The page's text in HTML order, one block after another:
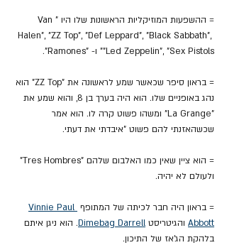
= ההשפעות המוזיקליות הראשונות שלו היו "Van
Halen", "ZZ Top", "Def Leppard", "Black Sabbath",
"Led Zeppelin", "Sex Pistols" ו- "Ramones".
= בראון סיפר שכאשר שמע לראשונה את "ZZ Top" הוא
נהג באופניים שלו. הוא היה בערך בן 8, והוא שמע את
"La Grange" ומשהו פשוט קרה לו. הוא אמר
שכשהאזנתי להם פשוט "איבדתי את דעתי.
= הוא ציין שאין כמו האלבום שלהם "Tres Hombres"
ולעולם לא יהיה.
= בראון היה חבר לכיתה של המתופף Vinnie Paul
Abbott והגיטריסט Dimebag Darrell. הוא ניגן איתם
בלהקת הג'אז של התיכון.